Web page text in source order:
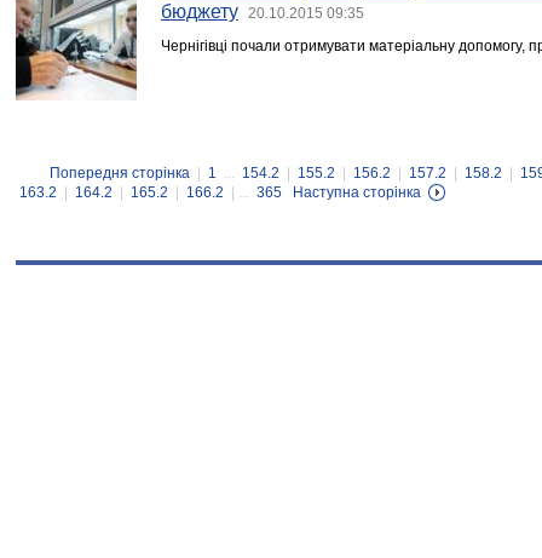
бюджету
20.10.2015 09:35
Чернігівці почали отримувати матеріальну допомогу,
Попередня сторінка 1 ... 154.2 155.2 156.2 157.2 158.2
163.2
164.2 165.2 166.2 | ... 365 Наступна сторінка